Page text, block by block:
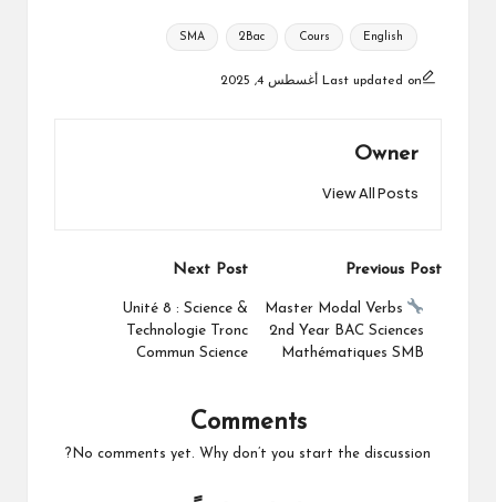
Tags:
SMA 2Bac Cours English
Last updated on أغسطس 4, 2025
Owner
View All Posts
Post
navigation
Previous Post
Master Modal Verbs
2nd Year BAC Sciences
Mathématiques SMB
Next Post
Unité 8 : Science &
Technologie Tronc
Commun Science
Comments
No comments yet. Why don’t you start the discussion?